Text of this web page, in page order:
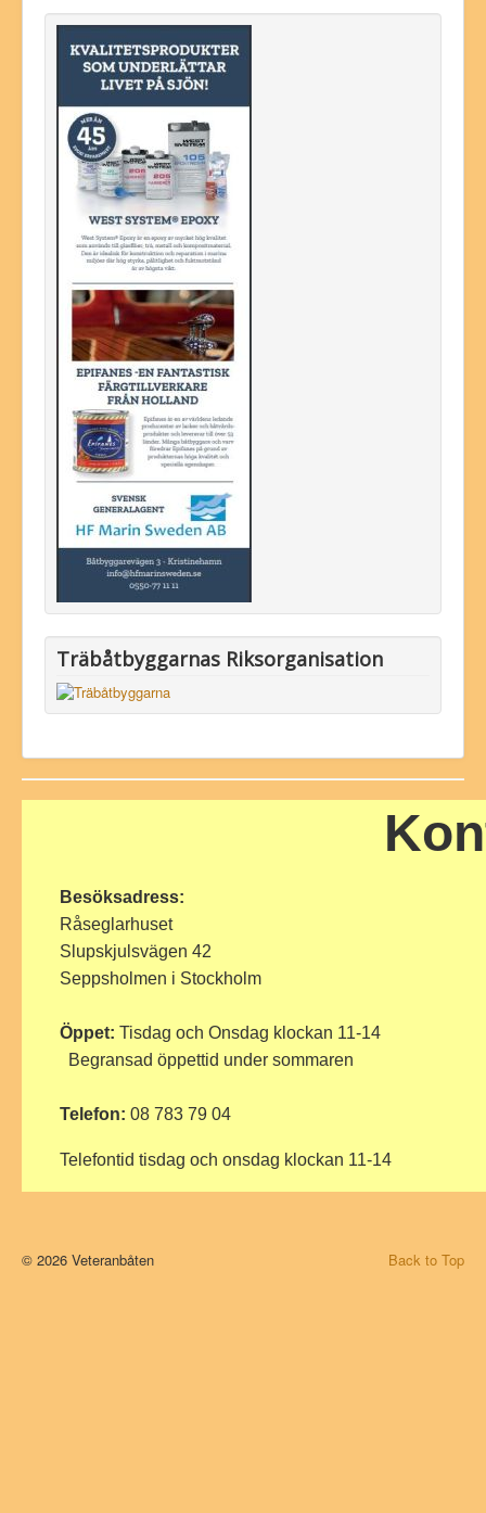
Träbåtbyggarnas Riksorganisation
Besöksadress:
Råseglarhuset
Slupskjulsvägen 42
Seppsholmen i Stockholm
Öppet: Tisdag och Onsdag klockan 11-14
Begransad öppettid under sommaren
Telefon: 08 783 79 04
Telefontid tisdag och onsdag klockan 11-14
Back to Top
© 2026 Veteranbåten